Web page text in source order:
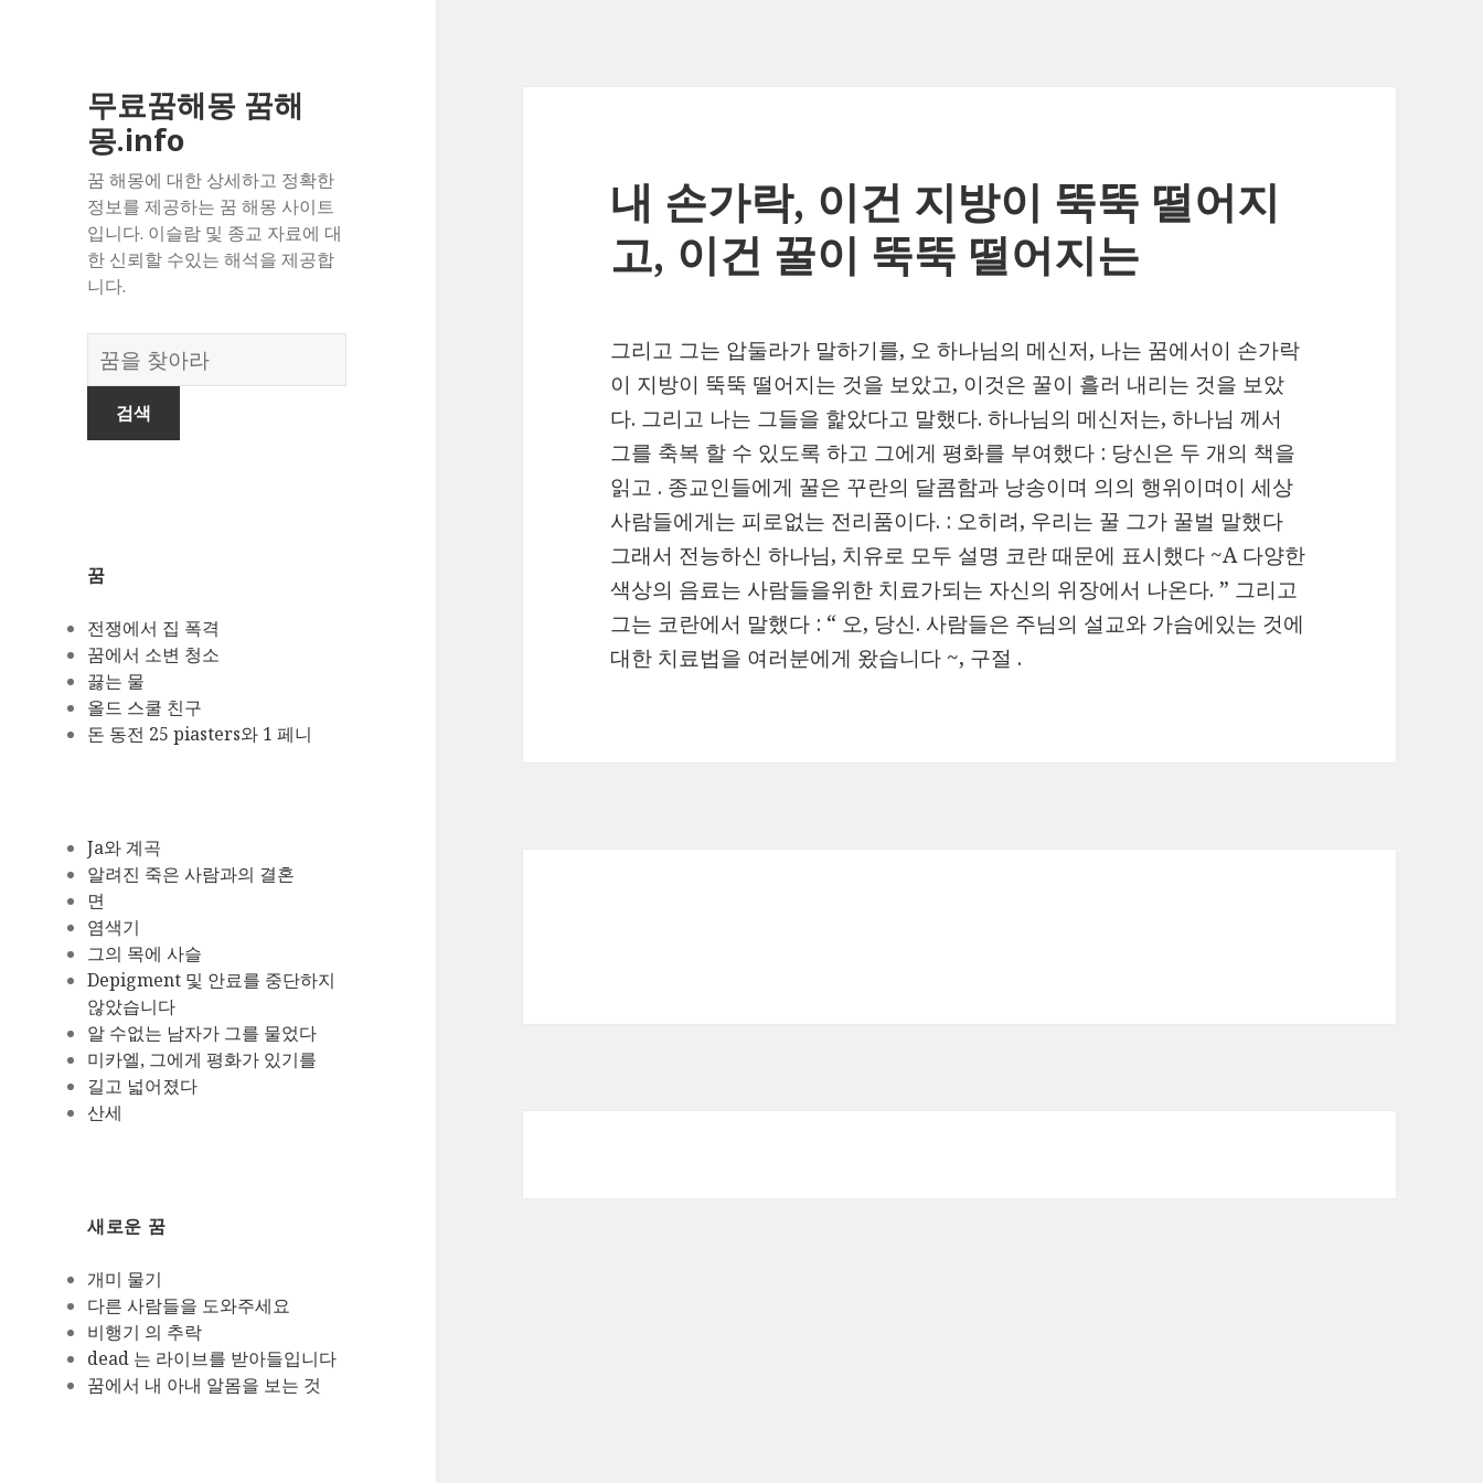
무료꿈해몽 꿈해
몽.info
꿈 해몽에 대한 상세하고 정확한
정보를 제공하는 꿈 해몽 사이트
입니다. 이슬람 및 종교 자료에 대
한 신뢰할 수있는 해석을 제공합
니다.
꿈
의
꿈
전쟁에서 집 폭격
꿈에서 소변 청소
끓는 물
올드 스쿨 친구
돈 동전 25 piasters와 1 페니
Ja와 계곡
알려진 죽은 사람과의 결혼
면
염색기
그의 목에 사슬
Depigment 및 안료를 중단하지
않았습니다
알 수없는 남자가 그를 물었다
미카엘, 그에게 평화가 있기를
길고 넓어졌다
산세
새로운 꿈
개미 물기
다른 사람들을 도와주세요
비행기 의 추락
dead 는 라이브를 받아들입니다
꿈에서 내 아내 알몸을 보는 것
내 손가락, 이건 지방이 뚝뚝 떨어지
고, 이건 꿀이 뚝뚝 떨어지는
그리고 그는 압둘라가 말하기를, 오 하나님의 메신저, 나는 꿈에서이 손가락
이 지방이 뚝뚝 떨어지는 것을 보았고, 이것은 꿀이 흘러 내리는 것을 보았
다. 그리고 나는 그들을 핥았다고 말했다. 하나님의 메신저는, 하나님 께서
그를 축복 할 수 있도록 하고 그에게 평화를 부여했다 : 당신은 두 개의 책을
읽고 . 종교인들에게 꿀은 꾸란의 달콤함과 낭송이며 의의 행위이며이 세상
사람들에게는 피로없는 전리품이다. : 오히려, 우리는 꿀 그가 꿀벌 말했다
그래서 전능하신 하나님, 치유로 모두 설명 코란 때문에 표시했다 ~A 다양한
색상의 음료는 사람들을위한 치료가되는 자신의 위장에서 나온다. ” 그리고
그는 코란에서 말했다 : “ 오, 당신. 사람들은 주님의 설교와 가슴에있는 것에
대한 치료법을 여러분에게 왔습니다 ~, 구절 .